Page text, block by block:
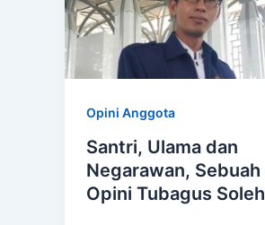
Opini Anggota
Santri, Ulama dan
Negarawan, Sebuah
Opini Tubagus Soleh